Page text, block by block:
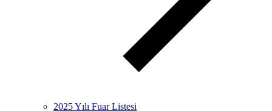
2025 Yılı Fuar Listesi